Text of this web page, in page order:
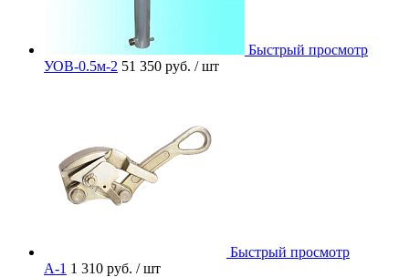
Быстрый просмотр
УОВ-0.5м-2 51 350 руб. / шт
Быстрый просмотр
A-1 1 310 руб. / шт